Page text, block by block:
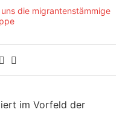
im Vorfeld der